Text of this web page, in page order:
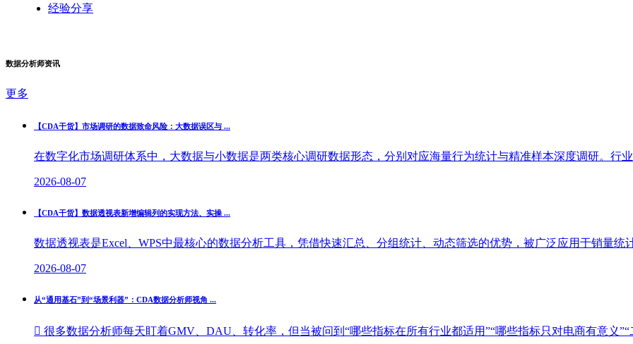
经验分享
数据分析师资讯
更多
【CDA干货】市场调研的数据致命风险：大数据误区与 ...
在数字化市场调研体系中，大数据与小数据是两类核心调研数据形态，分别对应海量行为统计与精准样本深度调研。行
2026-08-07
【CDA干货】数据透视表新增编辑列的实现方法、实操 ...
数据透视表是Excel、WPS中最核心的数据分析工具，凭借快速汇总、分组统计、动态筛选的优势，被广泛应用于销量统
2026-08-07
从“通用基石”到“场景利器”：CDA数据分析师视角 ...
 很多数据分析师每天盯着GMV、DAU、转化率，但当被问到“哪些指标在所有行业都适用”“哪些指标只对电商有意义”“